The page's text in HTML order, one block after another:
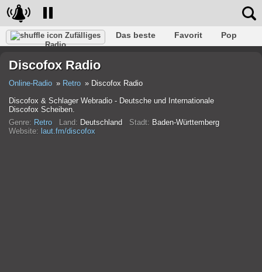
Zufälliges
Radio
Das beste Favorit
Pop
Rap
Trans Falk
Discofox Radio
Online-Radio Retro
Discofox Radio
Discofox & Schlager Webradio - Deutsche und Internationale
Discofox Scheiben.
Genre: Retro Land: Deutschland Stadt: Baden-Württemberg
Website: laut.fm/discofox